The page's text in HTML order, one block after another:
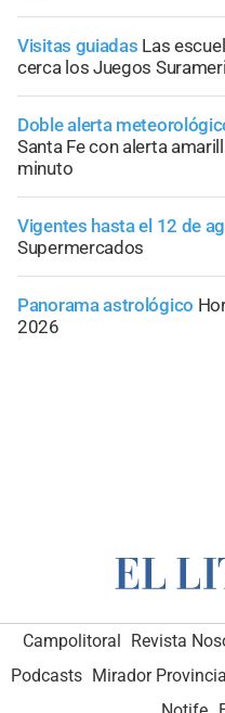
Visitas guiadas Las
cerca los Juegos
Doble alerta
Santa Fe con alerta
minuto
Vigentes hasta el 12 de
Supermercados
Panorama astrológico
2026
Campolitoral Revista
Podcasts Mirador Provincial